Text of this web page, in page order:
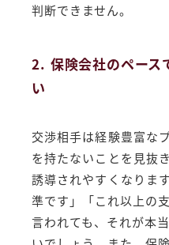
判断できません。
2. 保険会社のペース
い
交渉相手は経験豊富な
を持たないことを見抜
誘導されやすくなりま
準です」「これ以上の
言われても、それが本